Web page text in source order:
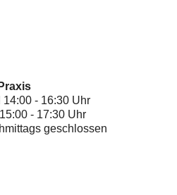
14:00 - 16:30 Uhr
- 17:30 Uhr
geschlossen